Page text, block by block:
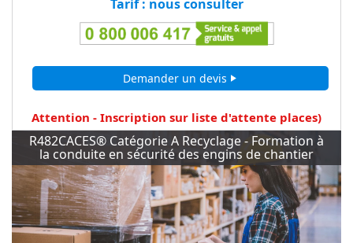
Tarif : nous consulter
Demander un devis play_arrow
Attention - Inscription sur liste d'attente places)
R482CACES® Catégorie A Recyclage - Formation à
la conduite en sécurité des engins de chantier